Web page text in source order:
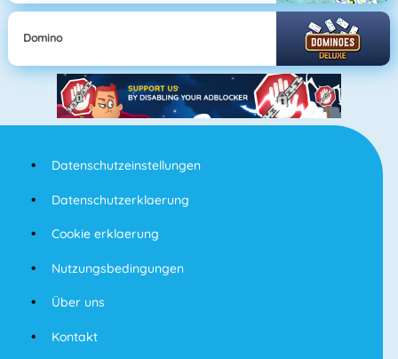
Domino
Datenschutzeinstellungen
Datenschutzerklaerung
Cookie erklaerung
Nutzungsbedingungen
Über uns
Kontakt